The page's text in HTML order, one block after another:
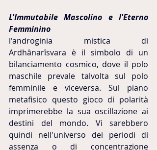
L'Immutabile Mascolino e l'Eterno
Femminino
l'androginia mistica di
Ardhânarîsvara è il simbolo di un
bilanciamento cosmico, dove il polo
maschile prevale talvolta sul polo
femminile e viceversa. Sul piano
metafisico questo gioco di polarità
imprimerebbe la sua oscillazione ai
destini del mondo. Vi sarebbero
quindi nell'universo dei periodi di
assenza o di concentrazione